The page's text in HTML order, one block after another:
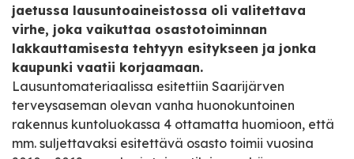
jaetussa lausuntoaineistossa oli valitettava
virhe, joka vaikuttaa osastotoiminnan
lakkauttamisesta tehtyyn esitykseen ja jonka
kaupunki vaatii korjaamaan.
Lausuntomateriaalissa esitettiin Saarijärven
terveysaseman olevan vanha huonokuntoinen
rakennus kuntoluokassa 4 ottamatta huomioon, että
mm. suljettavaksi esitettävä osasto toimii vuosina